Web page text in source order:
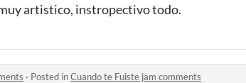
artistico, instropectivo todo.
· Posted inCuando te Fuiste jam comments